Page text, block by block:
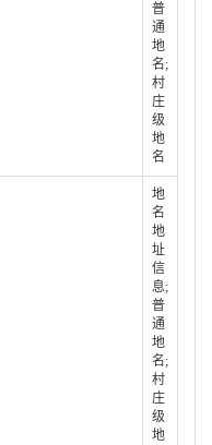
普
通
地
名;
村
庄
级
地
名
地
名
地
址
信
息;
普
通
地
名;
村
庄
级
地